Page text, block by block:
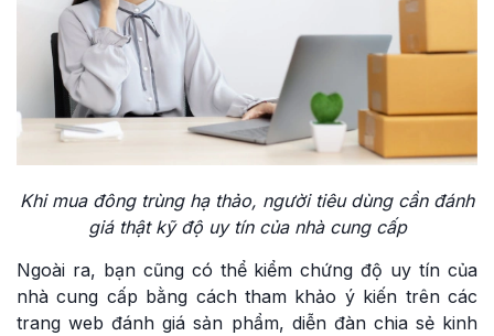
Khi mua đông trùng hạ thảo, người tiêu dùng cần đánh
giá thật kỹ độ uy tín của nhà cung cấp
Ngoài ra, bạn cũng có thể kiểm chứng độ uy tín của
nhà cung cấp bằng cách tham khảo ý kiến trên các
trang web đánh giá sản phẩm, diễn đàn chia sẻ kinh